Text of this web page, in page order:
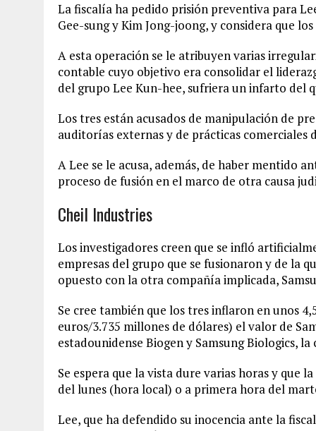
La fiscalía ha pedido prisión preventiva para
Gee-sung y Kim Jong-joong, y considera que
A esta operación se le atribuyen varias
contable cuyo objetivo era consolidar el
del grupo Lee Kun-hee, sufriera un infarto del
Los tres están acusados de manipulación de
auditorías externas y de prácticas comerciales
A Lee se le acusa, además, de haber mentido
proceso de fusión en el marco de otra causa
Cheil Industries
Los investigadores creen que se infló
empresas del grupo que se fusionaron y de la
opuesto con la otra compañía implicada,
Se cree también que los tres inflaron en unos
euros/3.735 millones de dólares) el valor de
estadounidense Biogen y Samsung Biologics, la
Se espera que la vista dure varias horas y que
del lunes (hora local) o a primera hora del
Lee, que ha defendido su inocencia ante la